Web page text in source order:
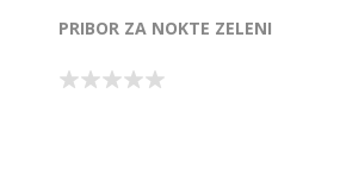
PRIBOR ZA NOKTE ZELENI